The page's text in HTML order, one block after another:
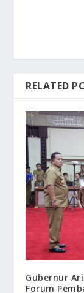
RELATED
Gubernur
Forum